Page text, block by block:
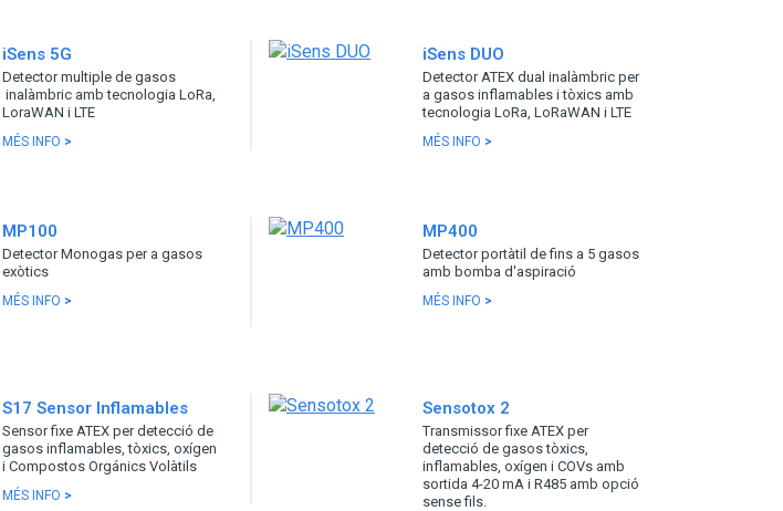
iSens 5G
Detector multiple de gasos
inalàmbric amb tecnologia LoRa,
LoraWAN i LTE
MÉS INFO >
iSens DUO
Detector ATEX dual inalàmbric per
a gasos inflamables i tòxics amb
tecnologia LoRa, LoRaWAN i LTE
MÉS INFO >
MP100
Detector Monogas per a gasos
exòtics
MÉS INFO >
MP400
Detector portàtil de fins a 5 gasos
amb bomba d'aspiració
MÉS INFO >
S17 Sensor Inflamables
Sensor fixe ATEX per detecció de
gasos inflamables, tòxics, oxígen
i Compostos Orgánics Volàtils
MÉS INFO >
Sensotox 2
Transmissor fixe ATEX per
detecció de gasos tòxics,
inflamables, oxígen i COVs amb
sortida 4-20 mA i R485 amb opció
sense fils.